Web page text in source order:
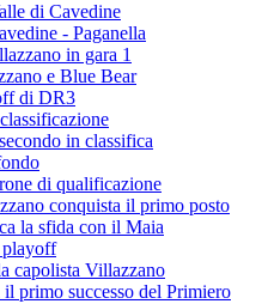
di Cavedine
- Paganella
in gara 1
e Blue Bear
di DR3
in classifica
di qualificazione
conquista il primo posto
la sfida con il Maia
playoff
capolista Villazzano
primo successo del Primiero